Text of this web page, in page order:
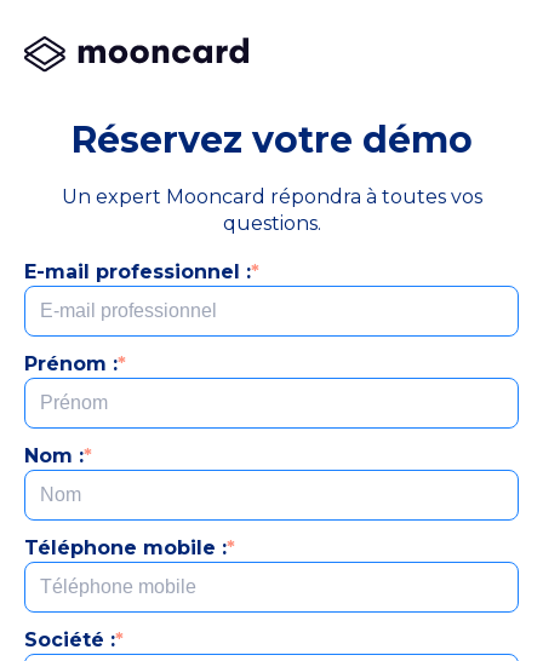
Réservez votre démo
Un expert Mooncard répondra à toutes vos
questions.
E-mail professionnel :*
Prénom :*
Nom :*
Téléphone mobile :*
Société :*